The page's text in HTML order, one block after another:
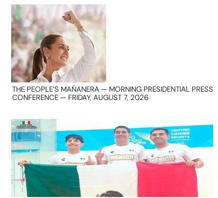
THE PEOPLE’S MAÑANERA — MORNING PRESIDENTIAL PRESS
CONFERENCE — FRIDAY, AUGUST 7, 2026